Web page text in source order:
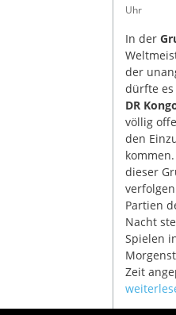
Uhr
In der
der
dürfte es
DR
völlig
den
dieser
Partien
Nacht
Spielen
Zeit